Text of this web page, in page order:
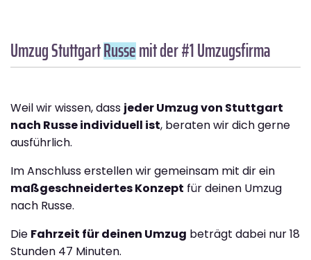
Umzug StuttgartRussemit der #1 Umzugsfirma
Weil wir wissen, dass jeder Umzug von Stuttgart
nach Russe individuell ist, beraten wir dich gerne
ausführlich.
Im Anschluss erstellen wir gemeinsam mit dir ein
maßgeschneidertes Konzept für deinen Umzug
nach Russe.
Die Fahrzeit für deinen Umzug beträgt dabei nur 18
Stunden 47 Minuten.